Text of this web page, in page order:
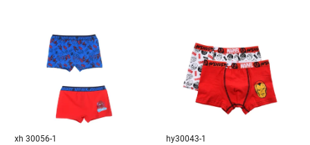
xh 30056-1 hy30043-1